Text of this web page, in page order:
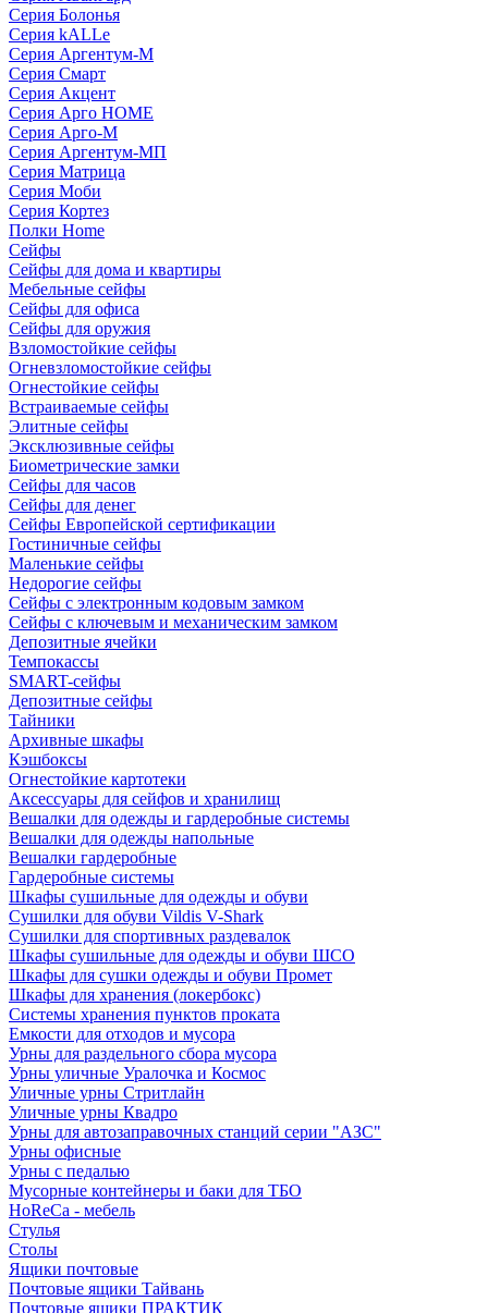
Серия Болонья
Серия kALLe
Серия Аргентум-М
Серия Смарт
Серия Акцент
Серия Арго HOME
Серия Арго-М
Серия Аргентум-МП
Серия Матрица
Серия Моби
Серия Кортез
Полки Home
Сейфы
Сейфы для дома и квартиры
Мебельные сейфы
Сейфы для офиса
Сейфы для оружия
Взломостойкие сейфы
Огневзломостойкие сейфы
Огнестойкие сейфы
Встраиваемые сейфы
Элитные сейфы
Эксклюзивные сейфы
Биометрические замки
Сейфы для часов
Сейфы для денег
Сейфы Европейской сертификации
Гостиничные сейфы
Маленькие сейфы
Недорогие сейфы
Сейфы с электронным кодовым замком
Сейфы с ключевым и механическим замком
Депозитные ячейки
Темпокассы
SMART-сейфы
Депозитные сейфы
Тайники
Архивные шкафы
Кэшбоксы
Огнестойкие картотеки
Аксессуары для сейфов и хранилищ
Вешалки для одежды и гардеробные системы
Вешалки для одежды напольные
Вешалки гардеробные
Гардеробные системы
Шкафы сушильные для одежды и обуви
Сушилки для обуви Vildis V-Shark
Сушилки для спортивных раздевалок
Шкафы сушильные для одежды и обуви ШСО
Шкафы для сушки одежды и обуви Промет
Шкафы для хранения (локербокс)
Системы хранения пунктов проката
Емкости для отходов и мусора
Урны для раздельного сбора мусора
Урны уличные Уралочка и Космос
Уличные урны Стритлайн
Уличные урны Квадро
Урны для автозаправочных станций серии "АЗС"
Урны офисные
Урны с педалью
Мусорные контейнеры и баки для ТБО
HoReCa - мебель
Стулья
Столы
Ящики почтовые
Почтовые ящики Тайвань
Почтовые ящики ПРАКТИК